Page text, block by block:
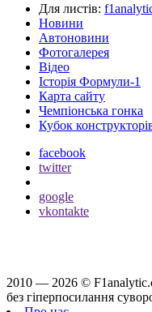
Для листів:
Новини
Автоновини
Фотогалерея
Відео
Історія Формули-1
Карта сайту
Чемпіонська гонка
Кубок
facebook
twitter
google
vkontakte
2010 — 2026 ©
без гіперпосилання